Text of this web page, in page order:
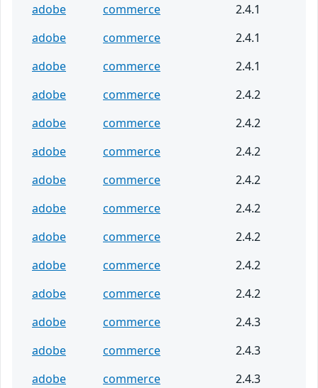
adobe commerce
2.4.1
adobe
commerce
2.4.1
adobe
commerce
2.4.1
adobe
commerce
2.4.2
adobe
commerce
2.4.2
adobe
commerce
2.4.2
adobe
commerce
2.4.2
adobe
commerce
2.4.2
adobe
commerce
2.4.2
adobe
commerce
2.4.2
adobe
commerce
2.4.2
adobe
commerce
2.4.3
adobe
commerce
2.4.3
adobe
commerce
2.4.3